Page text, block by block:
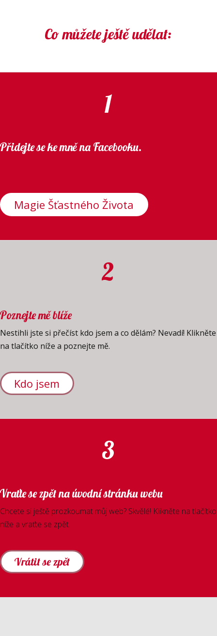
Co můžete ještě udělat:
1
se ke mně na Facebooku.
Magie Šťastného Života
2
mě blíže
Nestihli jste si přečíst kdo jsem a co dělám? Nevadí! Klikněte
na tlačítko níže a poznejte mě.
Kdo jsem
3
se zpět na úvodní stránku webu
Chcete si ještě prozkoumat můj web? Skvělé! Klikněte na tlačítko
níže a vraťte se zpět.
Vrátit se zpět